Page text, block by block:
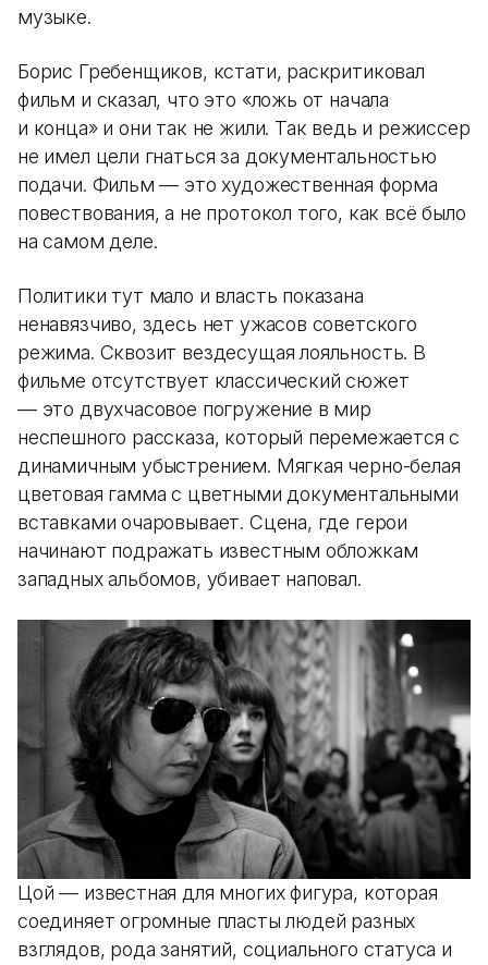
музыке.
Борис Гребенщиков, кстати, раскритиковал
фильм и сказал, что это «ложь от начала
и конца» и они так не жили. Так ведь и режиссер
не имел цели гнаться за документальностью
подачи. Фильм — это художественная форма
повествования, а не протокол того, как всё было
на самом деле.
Политики тут мало и власть показана
ненавязчиво, здесь нет ужасов советского
режима. Сквозит вездесущая лояльность. В
фильме отсутствует классический сюжет
— это двухчасовое погружение в мир
неспешного рассказа, который перемежается с
динамичным убыстрением. Мягкая черно-белая
цветовая гамма с цветными документальными
вставками очаровывает. Сцена, где герои
начинают подражать известным обложкам
западных альбомов, убивает наповал.
Цой — известная для многих фигура, которая
соединяет огромные пласты людей разных
взглядов, рода занятий, социального статуса и